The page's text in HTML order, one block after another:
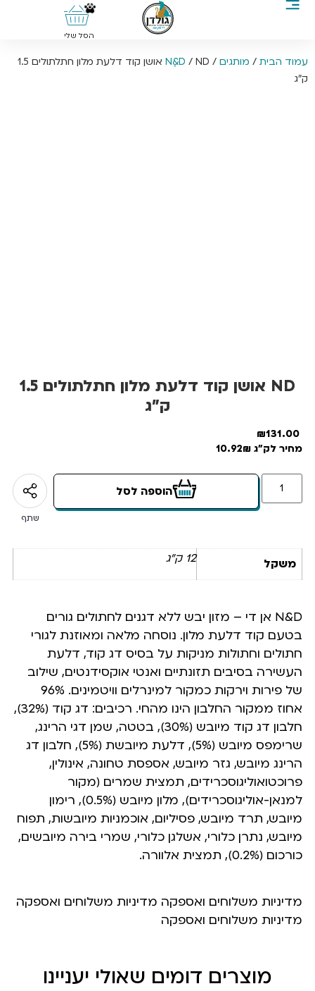
0
הסל שלי
עמוד הבית / מותגים / Nַ&D
/ ND אושן קוד דלעת מלון חתלתולים 1.5
ק”ג
ND אושן קוד דלעת מלון חתלתולים 1.5
ק”ג
131.00
₪
מחיר לק"ג 10.92₪
הוספה לסל
שתף
משקל 12 ק"ג
N&D אן די – מזון יבש ללא דגנים לחתולים גורים
בטעם קוד דלעת מלון. נוסחה מלאה ומאוזנת לגורי
חתולים וחתולות מניקות על בסיס דג קוד, דלעת
העשירה בסיבים תזונתיים ואנטי אוקסידנטים, שילוב
של פירות וירקות כמקור למינרלים וויטמינים. 96%
אחוז ממקור החלבון הינו מהחי. רכיבים: דג קוד (32%),
חלבון דג קוד מיובש (30%), בטטה, שמן דגי הרינג,
שרימפס מיובש (5%), דלעת מיובשת (5%), חלבון דג
הרינג מיובש, גזר מיובש, אספסת טחונה, אינולין,
פרוכטואוליגוסכרידים, תמצית שמרים (מקור
למנאן-אוליגוסכרידים), מלון מיובש (0.5%), רימון
מיובש, תרד מיובש, פסיליום, אוכמניות מיובשות, תפוח
מיובש, נתרן כלורי, אשלגן כלורי, שמרי בירה מיובשים,
כורכום (0.2%), תמצית אלוורה.
מדיניות משלוחים ואספקה מדיניות משלוחים ואספקה
מדיניות משלוחים ואספקה
מוצרים דומים שאולי יעניינו